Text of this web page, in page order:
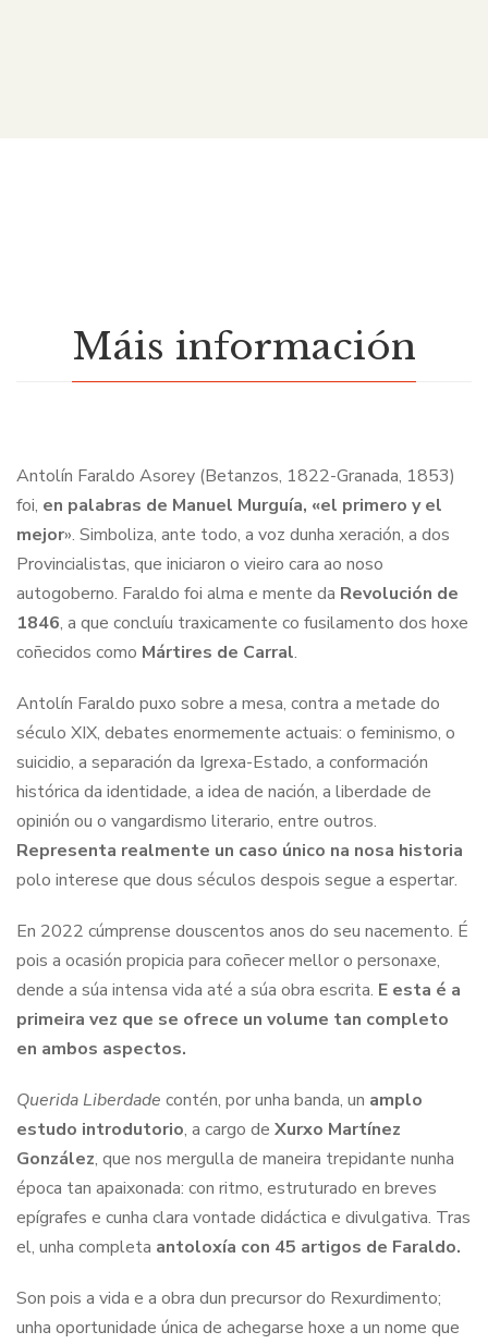
Máis información
Antolín Faraldo Asorey (Betanzos, 1822-Granada, 1853)
foi, en palabras de Manuel Murguía, «el primero y el
mejor». Simboliza, ante todo, a voz dunha xeración, a dos
Provincialistas, que iniciaron o vieiro cara ao noso
autogoberno. Faraldo foi alma e mente da Revolución de
1846, a que concluíu traxicamente co fusilamento dos hoxe
coñecidos como Mártires de Carral.
Antolín Faraldo puxo sobre a mesa, contra a metade do
século XIX, debates enormemente actuais: o feminismo, o
suicidio, a separación da Igrexa-Estado, a conformación
histórica da identidade, a idea de nación, a liberdade de
opinión ou o vangardismo literario, entre outros.
Representa realmente un caso único na nosa historia
polo interese que dous séculos despois segue a espertar.
En 2022 cúmprense douscentos anos do seu nacemento. É
pois a ocasión propicia para coñecer mellor o personaxe,
dende a súa intensa vida até a súa obra escrita. E esta é a
primeira vez que se ofrece un volume tan completo
en ambos aspectos.
Querida Liberdade contén, por unha banda, un amplo
estudo introdutorio, a cargo de Xurxo Martínez
González, que nos mergulla de maneira trepidante nunha
época tan apaixonada: con ritmo, estruturado en breves
epígrafes e cunha clara vontade didáctica e divulgativa. Tras
el, unha completa antoloxía con 45 artigos de Faraldo.
Son pois a vida e a obra dun precursor do Rexurdimento;
unha oportunidade única de achegarse hoxe a un nome que